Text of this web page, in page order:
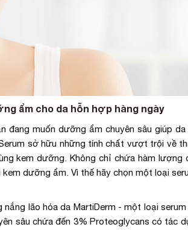
ẩm cho da hỗn hợp hàng ngày
đang muốn dưỡng ẩm chuyên sâu giúp
sở hữu những tính chất vượt trội về
kem dưỡng. Không chỉ chứa hàm lượng
dưỡng ẩm. Vì thế hãy chọn một loại
lão hóa da MartiDerm - một loại
sâu chứa đến 3% Proteoglycans có tác